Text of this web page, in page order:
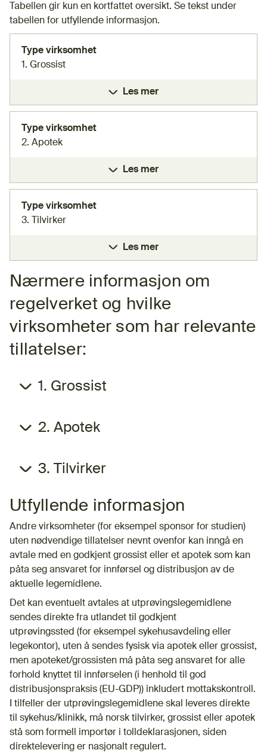
Tabellen gir kun en kortfattet oversikt. Se tekst under
tabellen for utfyllende informasjon.
Type virksomhet
1. Grossist
Les mer
Type virksomhet
2. Apotek
Les mer
Type virksomhet
3. Tilvirker
Les mer
Nærmere informasjon om
regelverket og hvilke
virksomheter som har relevante
tillatelser:
1. Grossist
2. Apotek
3. Tilvirker
Utfyllende informasjon
Andre virksomheter (for eksempel sponsor for studien)
uten nødvendige tillatelser nevnt ovenfor kan inngå en
avtale med en godkjent grossist eller et apotek som kan
påta seg ansvaret for innførsel og distribusjon av de
aktuelle legemidlene.
Det kan eventuelt avtales at utprøvingslegemidlene
sendes direkte fra utlandet til godkjent
utprøvingssted (for eksempel sykehusavdeling eller
legekontor), uten å sendes fysisk via apotek eller grossist,
men apoteket/grossisten må påta seg ansvaret for alle
forhold knyttet til innførselen (i henhold til god
distribusjonspraksis (EU-GDP)) inkludert mottakskontroll.
I tilfeller der utprøvingslegemidlene skal leveres direkte
til sykehus/klinikk, må norsk tilvirker, grossist eller apotek
stå som formell importør i tolldeklarasjonen, siden
direktelevering er nasjonalt regulert.